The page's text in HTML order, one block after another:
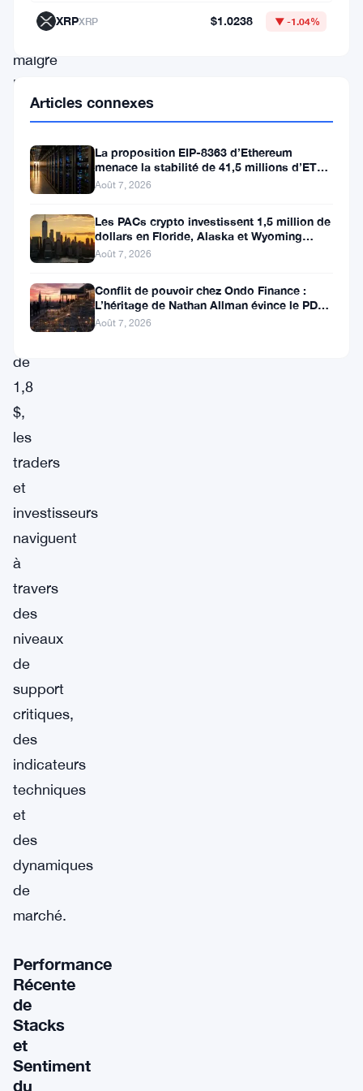
potentiel
malgré
les
fluctuations
marché.
Alors
que
STX
vise
objectif
significatif
de
1,8
$,
les
traders
et
investisseurs
naviguent
à
travers
des
niveaux
de
support
critiques,
des
indicateurs
techniques
et
des
dynamiques
de
marché.
Performance
Récente
de
Stacks
et
Sentiment
du
XRPXRP $1.0238 ▼ -1.04%
Articles connexes
La proposition EIP-8363 d’Ethereum
menace la stabilité de 41,5 millions d’ETH
stakés et de la DeFi
Août 7, 2026
Les PACs crypto investissent 1,5 million de
dollars en Floride, Alaska et Wyoming
après un revers au Michigan
Août 7, 2026
Conflit de pouvoir chez Ondo Finance :
L’héritage de Nathan Allman évince le PDG
Ian De Bode le 24 juillet
Août 7, 2026